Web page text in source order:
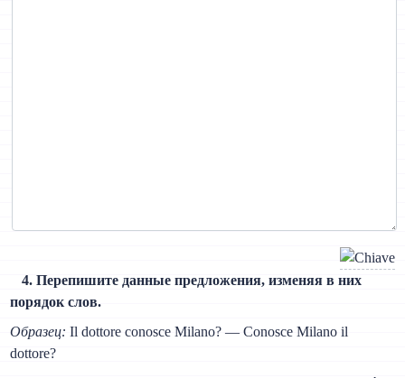
4. Перепишите данные предложения, изменяя в них
порядок слов.
Образец: Il dottore conosce Milano? — Conosce Milano il
dottore?